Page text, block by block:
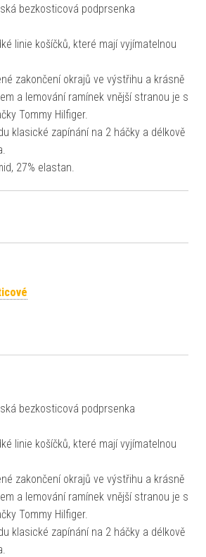
bezkosticová podprsenka
linie košíčků, které mají vyjímatelnou
zakončení okrajů ve výstřihu a krásně
a lemování ramínek vnější stranou je s
Tommy Hilfiger.
klasické zapínání na 2 háčky a délkově
27% elastan.
bezkosticová podprsenka
linie košíčků, které mají vyjímatelnou
zakončení okrajů ve výstřihu a krásně
a lemování ramínek vnější stranou je s
Tommy Hilfiger.
klasické zapínání na 2 háčky a délkově